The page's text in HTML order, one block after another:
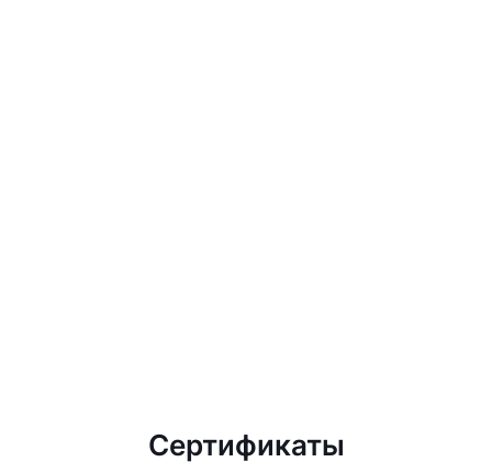
Сертификаты